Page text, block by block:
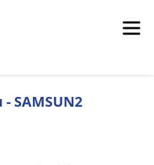
SAMSUN2